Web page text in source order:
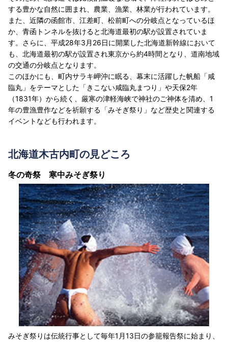
する豊かな自然に囲まれ、農業、漁業、林業が行われています。
また、近隣の函館市、江差町、松前町への分岐点となっているほ
か、青函トンネルを抜けると北海道最初の駅が設置されていま
す。さらに、平成28年3月26日に開業した北海道新幹線において
も、北海道最初の駅が設置され東京から約4時間となり、道南地域
の交通の分岐点となります。
このほかにも、町内サラキ岬沖に眠る、幕末に活躍した帆船「咸
臨丸」をテーマとした「きこない咸臨丸まつり」や天保2年
（1831年）から続く、厳寒の津軽海峡で神社のご神体を清め、1
年の豊漁豊作などを祈願する「みそぎ祭り」など歴史と関連する
イベントなども行われます。
北海道木古内町の見どころ
冬の奇祭 寒中みそぎ祭り
みそぎ祭りは伝統行事として毎年1月13日の参籠報告祭に始まり、